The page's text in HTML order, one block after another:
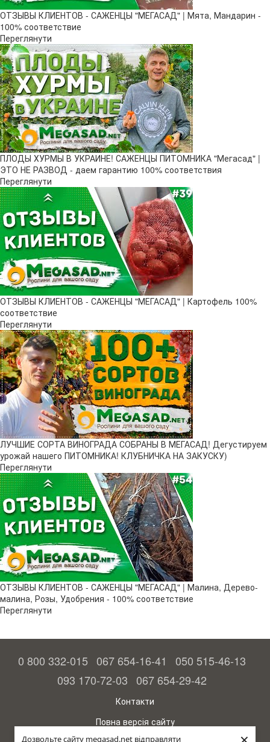
Дозвольте сайту megasad.net відправляти
ОТЗЫВЫ КЛИЕНТОВ - САЖЕНЦЫ "МЕГАСАД" | Мята, Мандарин -
100% соответствие
Переглянути
ПЛОДЫ ХУРМЫ В УКРАИНЕ! САЖЕНЦЫ ПИТОМНИКА "Мегасад" |
ЭТО НЕ РАЗВОД - даем гарантию 100% соответствия
Переглянути
ОТЗЫВЫ КЛИЕНТОВ - САЖЕНЦЫ "МЕГАСАД" | Картофель 100%
соответствие
Переглянути
ЛУЧШИЕ СОРТА ВИНОГРАДА СОБРАНЫ В МЕГАСАД! Дегустируем
урожай нашего ПИТОМНИКА! КЛУБНИЧКА НА ЗАКУСКУ)
Переглянути
ОТЗЫВЫ КЛИЕНТОВ - САЖЕНЦЫ "МЕГАСАД" | Малина, Дерево-
малина, Розы, Удобрения - 100% соответствие
Переглянути
0 800 332-015 067 654-16-41
050 515-46-13
093 170-72-03 067 654-29-42
Контакти
Повна версія сайту